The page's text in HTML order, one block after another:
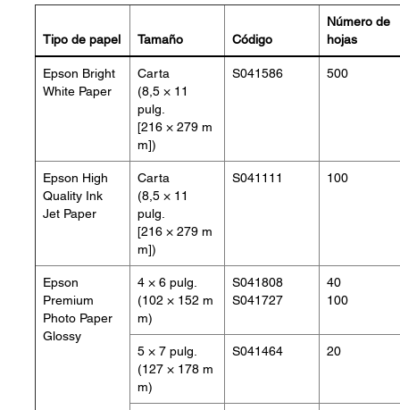
Tipo de papel Tamaño Código
Número de
hojas
Epson Bright
White Paper
Carta
(8,5 × 11
pulg.
[216 × 279 m
m])
S041586 500
Epson High
Quality Ink
Jet Paper
Carta
(8,5 × 11
pulg.
[216 × 279 m
m])
S041111 100
Epson
Premium
Photo Paper
Glossy
4 × 6 pulg.
(102 × 152 m
m)
S041808
S041727
40
100
5 × 7 pulg.
(127 × 178 m
m)
S041464 20